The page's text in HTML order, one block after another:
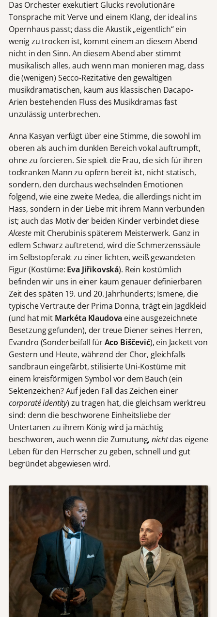
Das Orchester exekutiert Glucks revolutionäre
Tonsprache mit Verve und einem Klang, der ideal ins
Opernhaus passt; dass die Akustik „eigentlich“ ein
wenig zu trocken ist, kommt einem an diesem Abend
nicht in den Sinn. An diesem Abend aber stimmt
musikalisch alles, auch wenn man monieren mag, dass
die (wenigen) Secco-Rezitative den gewaltigen
musikdramatischen, kaum aus klassischen Dacapo-
Arien bestehenden Fluss des Musikdramas fast
unzulässig unterbrechen.
Anna Kasyan verfügt über eine Stimme, die sowohl im
oberen als auch im dunklen Bereich vokal auftrumpft,
ohne zu forcieren. Sie spielt die Frau, die sich für ihren
todkranken Mann zu opfern bereit ist, nicht statisch,
sondern, den durchaus wechselnden Emotionen
folgend, wie eine zweite Medea, die allerdings nicht im
Hass, sondern in der Liebe mit ihrem Mann verbunden
ist; auch das Motiv der beiden Kinder verbindet diese
Alcestemit Cherubinis späterem Meisterwerk. Ganz in
edlem Schwarz auftretend, wird die Schmerzenssäule
im Selbstopferakt zu einer lichten, weiß gewandeten
Figur (Kostüme: Eva Jiřikovská). Rein kostümlich
befinden wir uns in einer kaum genauer definierbaren
Zeit des späten 19. und 20. Jahrhunderts; Ismene, die
typische Vertraute der Prima Donna, trägt ein Jagdkleid
(und hat mit Markéta Klaudova eine ausgezeichnete
Besetzung gefunden), der treue Diener seines Herren,
Evandro (Sonderbeifall fürAco Biščević), ein Jackett von
Gestern und Heute, während der Chor, gleichfalls
sandbraun eingefärbt, stilisierte Uni-Kostüme mit
einem kreisförmigen Symbol vor dem Bauch (ein
Sektenzeichen? Auf jeden Fall das Zeichen einer
corporatéidentity) zu tragen hat, die gleichsam werktreu
sind: denn die beschworene Einheitsliebe der
Untertanen zu ihrem König wird ja mächtig
beschworen, auch wenn die Zumutung,nichtdas eigene
Leben für den Herrscher zu geben, schnell und gut
begründet abgewiesen wird.